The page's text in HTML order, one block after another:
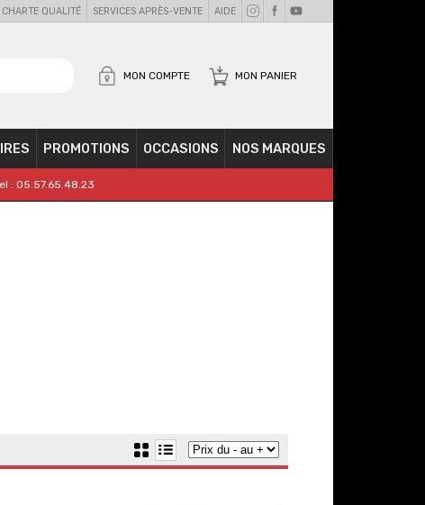
CHARTE QUALITÉ SERVICES APRÈS-VENTE AIDE
MON PANIER
MON COMPTE
PROMOTIONS OCCASIONS NOS MARQUES
: 05.57.65.48.23